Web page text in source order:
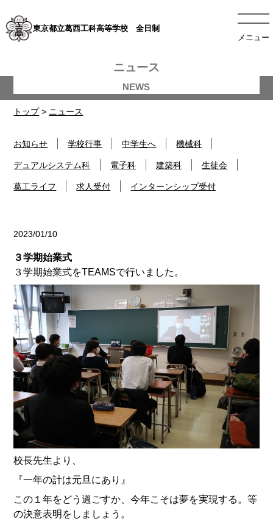
東京都立葛西工科高等学校 全日制
メニュー
トップ> ニュース
ニュース
お知らせ 学校行事 中学生へ 機械科
デュアルシステム科 電子科 建築科 生徒会
葛工ライフ 求人受付 インターンシップ受付
2023/01/10
３学期始業式
３学期始業式をTEAMSで行いました。
校長先生より、
『一年の計は元旦にあり』
この１年をどう過ごすか、今年こそは夢を実現する。等
の決意表明をしましょう。